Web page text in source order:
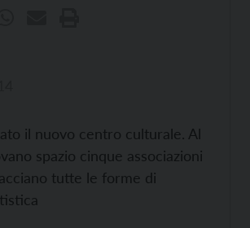
il nuovo centro culturale. Al
spazio cinque associazioni
tutte le forme di